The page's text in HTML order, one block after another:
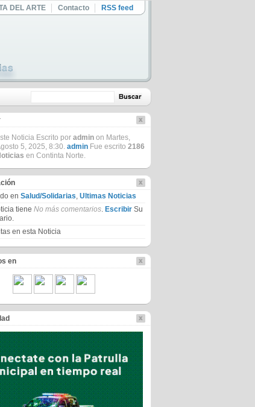
DEL ARTE Contacto RSS feed
Noticia Escrito por admin on Martes,
5, 2025, 8:30. admin Fue escrito 2186
en Continta Norte.
en Salud/Solidarias, Ultimas Noticias
tiene No más comentarios. Escribir Su
en esta Noticia
en